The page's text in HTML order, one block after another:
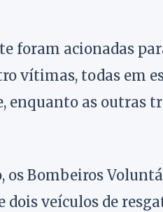
foram acionadas
vítimas, todas em
enquanto as outras
os Bombeiros
veículos de